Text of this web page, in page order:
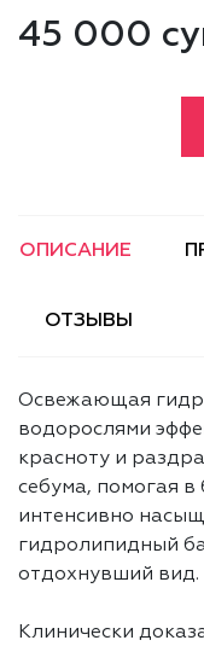
45 000
ОПИСАНИЕ
ОТЗЫВЫ
Освежающая
водорослями
красноту и
себума, помогая
интенсивно
гидролипидный
отдохнувший вид.
Клинически